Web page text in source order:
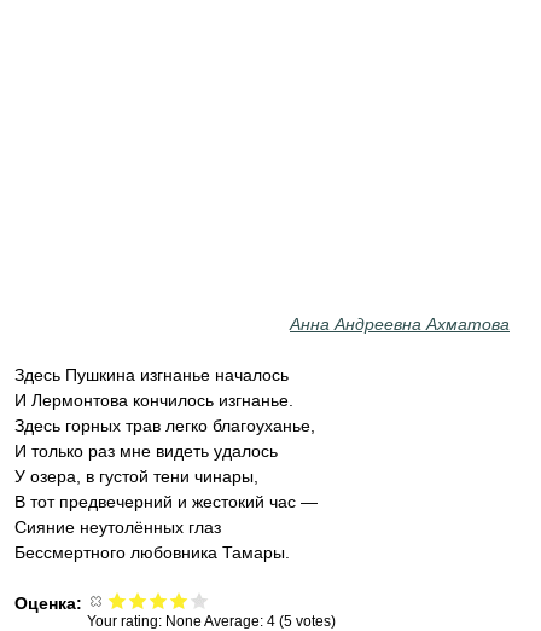
Анна Андреевна Ахматова
Здесь Пушкина изгнанье началось
И Лермонтова кончилось изгнанье.
Здесь горных трав легко благоуханье,
И только раз мне видеть удалось
У озера, в густой тени чинары,
В тот предвечерний и жестокий час —
Сияние неутолённых глаз
Бессмертного любовника Тамары.
Оценка:
Your rating: None Average: 4 (5 votes)